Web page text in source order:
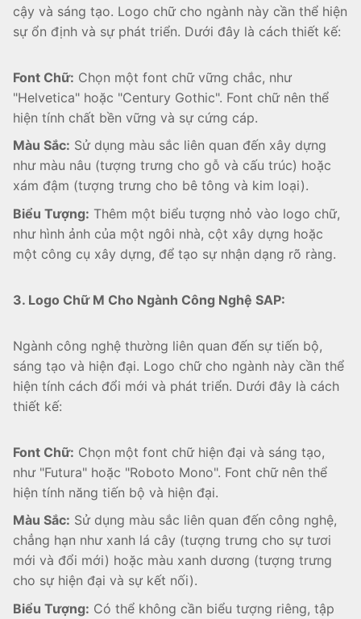
cậy và sáng tạo. Logo chữ cho ngành này cần thể hiện
sự ổn định và sự phát triển. Dưới đây là cách thiết kế:
Font Chữ: Chọn một font chữ vững chắc, như
"Helvetica" hoặc "Century Gothic". Font chữ nên thể
hiện tính chất bền vững và sự cứng cáp.
Màu Sắc: Sử dụng màu sắc liên quan đến xây dựng
như màu nâu (tượng trưng cho gỗ và cấu trúc) hoặc
xám đậm (tượng trưng cho bê tông và kim loại).
Biểu Tượng: Thêm một biểu tượng nhỏ vào logo chữ,
như hình ảnh của một ngôi nhà, cột xây dựng hoặc
một công cụ xây dựng, để tạo sự nhận dạng rõ ràng.
3. Logo Chữ M Cho Ngành Công Nghệ SAP:
Ngành công nghệ thường liên quan đến sự tiến bộ,
sáng tạo và hiện đại. Logo chữ cho ngành này cần thể
hiện tính cách đổi mới và phát triển. Dưới đây là cách
thiết kế:
Font Chữ: Chọn một font chữ hiện đại và sáng tạo,
như "Futura" hoặc "Roboto Mono". Font chữ nên thể
hiện tính năng tiến bộ và hiện đại.
Màu Sắc: Sử dụng màu sắc liên quan đến công nghệ,
chẳng hạn như xanh lá cây (tượng trưng cho sự tươi
mới và đổi mới) hoặc màu xanh dương (tượng trưng
cho sự hiện đại và sự kết nối).
Biểu Tượng: Có thể không cần biểu tượng riêng, tập